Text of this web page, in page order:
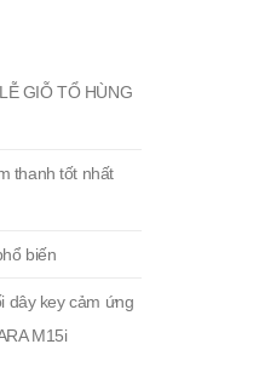
GIỖ TỔ HÙNG
thanh tốt nhất
biến
dây key cảm ứng
M15i